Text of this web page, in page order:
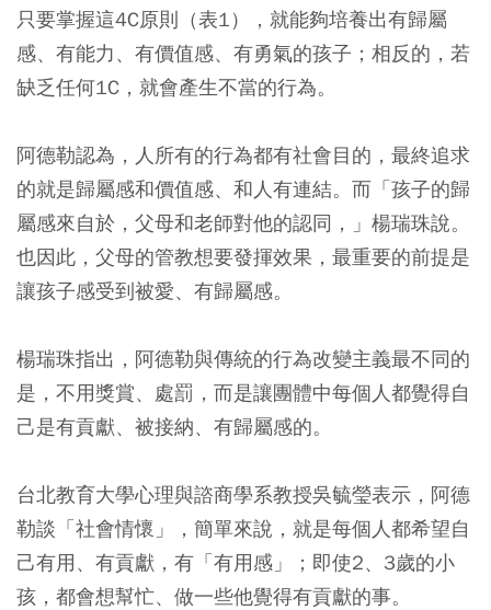
只要掌握這4C原則（表1），就能夠培養出有歸屬
感、有能力、有價值感、有勇氣的孩子；相反的，若
缺乏任何1C，就會產生不當的行為。
阿德勒認為，人所有的行為都有社會目的，最終追求
的就是歸屬感和價值感、和人有連結。而「孩子的歸
屬感來自於，父母和老師對他的認同，」楊瑞珠說。
也因此，父母的管教想要發揮效果，最重要的前提是
讓孩子感受到被愛、有歸屬感。
楊瑞珠指出，阿德勒與傳統的行為改變主義最不同的
是，不用獎賞、處罰，而是讓團體中每個人都覺得自
己是有貢獻、被接納、有歸屬感的。
台北教育大學心理與諮商學系教授吳毓瑩表示，阿德
勒談「社會情懷」，簡單來說，就是每個人都希望自
己有用、有貢獻，有「有用感」；即使2、3歲的小
孩，都會想幫忙、做一些他覺得有貢獻的事。